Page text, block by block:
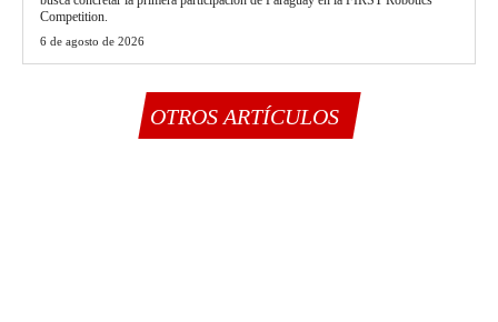
Competition.
6 de agosto de 2026
OTROS ARTÍCULOS